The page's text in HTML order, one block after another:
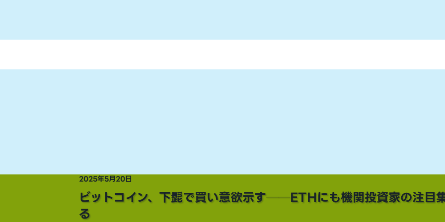
2025年5月20日
ビットコイン、下髭で買い意欲示す──ETHにも機関投資家の注目
る